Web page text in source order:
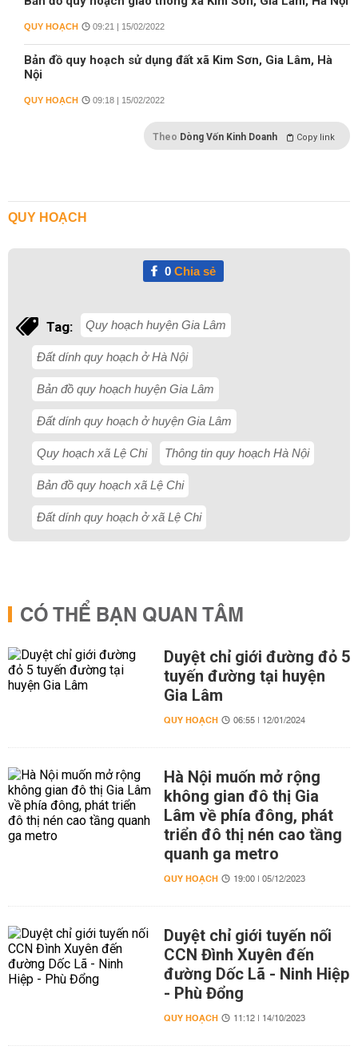
QUY HOẠCH 09:21 | 15/02/2022
Bản đồ quy hoạch sử dụng đất xã Kim Sơn, Gia Lâm, Hà
Nội
QUY HOẠCH 09:18 | 15/02/2022
Theo Dòng Vốn Kinh Doanh Copy link
QUY HOẠCH
0Chia sẻ
Tag: Quy hoạch huyện Gia Lâm
Đất dính quy hoạch ở Hà Nội
Bản đồ quy hoạch huyện Gia Lâm
Đất dính quy hoạch ở huyện Gia Lâm
Quy hoạch xã Lệ Chi Thông tin quy hoạch Hà Nội
Bản đồ quy hoạch xã Lệ Chi
Đất dính quy hoạch ở xã Lệ Chi
CÓ THỂ BẠN QUAN TÂM
Duyệt chỉ giới đường đỏ 5
tuyến đường tại huyện
Gia Lâm
QUY HOẠCH 06:55 | 12/01/2024
Hà Nội muốn mở rộng
không gian đô thị Gia
Lâm về phía đông, phát
triển đô thị nén cao tầng
quanh ga metro
QUY HOẠCH 19:00 | 05/12/2023
Duyệt chỉ giới tuyến nối
CCN Đình Xuyên đến
đường Dốc Lã - Ninh Hiệp
- Phù Đổng
QUY HOẠCH 11:12 | 14/10/2023